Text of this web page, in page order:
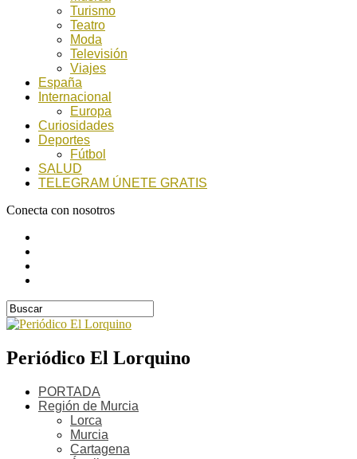
Turismo
Teatro
Moda
Televisión
Viajes
España
Internacional
Europa
Curiosidades
Deportes
Fútbol
SALUD
TELEGRAM ÚNETE GRATIS
Conecta con nosotros
Periódico El Lorquino
PORTADA
Región de Murcia
Lorca
Murcia
Cartagena